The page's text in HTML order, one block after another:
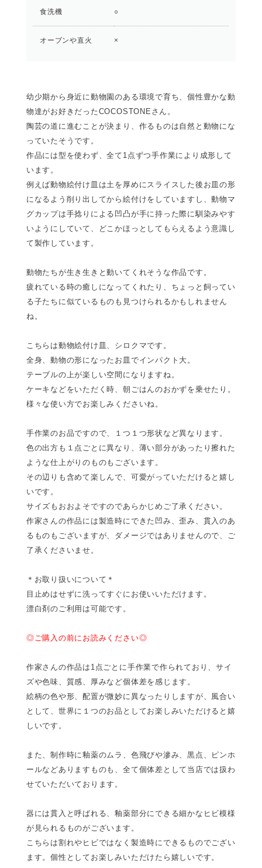
食洗機 ○
オーブンや直火 ×
幼少期から身近に動物園のある環境で育ち、個性豊かな動
物達がお好きだったCOCOSTONEさん。
陶芸の道に進むことが決まり、作るものは自然と動物にな
っていたそうです。
作品には型を使わず、全て1点ずつ手作業により成形して
います。
例えば動物絵付け皿は土を厚めにスライスした後お皿の形
になるよう削り出してから絵付けをしていますし、動物マ
グカップは手捻りによる凹凸が手に持った際に馴染みやす
いようにしていて、どこかほっとしてもらえるよう意識し
て製作しています。
動物たちが生き生きと動いてくれそうな作品です。
疲れている時の癒しになってくれたり、ちょっと飼ってい
る子たちに似ているものも見つけられるかもしれません
ね。
こちらは動物絵付け皿、シロクマです。
全身、動物の形になったお皿でインパクト大。
テーブルの上が楽しい空間になりますね。
ケーキなどをいただく時、朝ごはんのおかずを乗せたり。
様々な使い方でお楽しみくださいね。
手作業のお品ですので、１つ１つ形状など異なります。
色の出方も１点ごとに異なり、薄い部分があったり擦れた
ような仕上がりのものもございます。
その辺りも含めて楽しんで、可愛がっていただけると嬉し
いです。
サイズもおおよそですのであらかじめご了承ください。
作家さんの作品には製造時にできた凹み、歪み、貫入のあ
るものもございますが、ダメージではありませんので、ご
了承くださいませ。
＊お取り扱いについて＊
目止めはせずに洗ってすぐにお使いいただけます。
漂白剤のご利用は可能です。
◎ご購入の前にお読みください◎
作家さんの作品は1点ごとに手作業で作られており、サイ
ズや色味、質感、厚みなど個体差を感じます。
絵柄の色や形、配置が微妙に異なったりしますが、風合い
として、世界に１つのお品としてお楽しみいただけると嬉
しいです。
また、制作時に釉薬のムラ、色飛びや滲み、黒点、ピンホ
ールなどありますものも、全て個体差として当店では扱わ
せていただいております。
器には貫入と呼ばれる、釉薬部分にできる細かなヒビ模様
が見られるものがございます。
こちらは割れやヒビではなく製造時にできるものでござい
ます。個性としてお楽しみいただけたら嬉しいです。